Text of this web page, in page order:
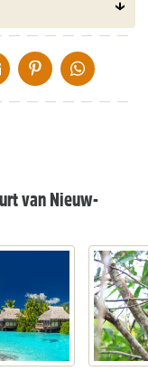
VIA DE MAIL
DELEN OP PINTEREST
DELEN OP
van Nieuw-